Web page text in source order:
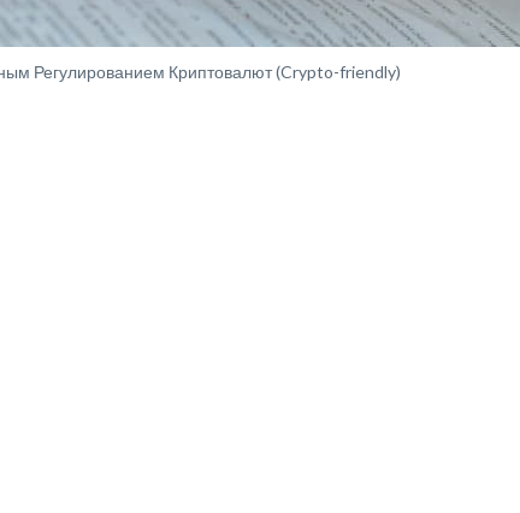
Регулированием Криптовалют (Crypto-friendly)